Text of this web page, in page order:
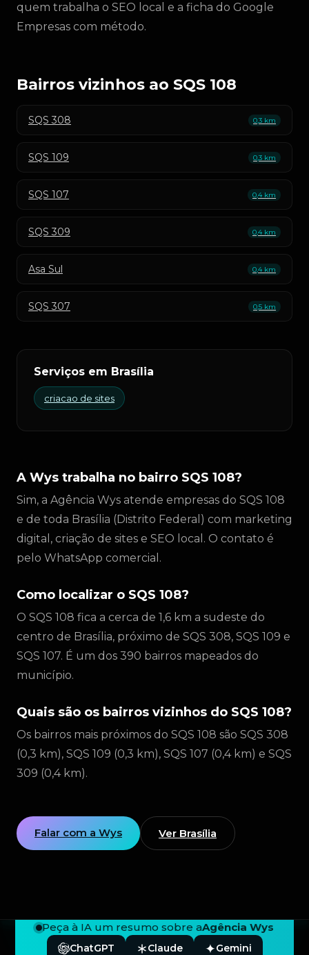
quem trabalha o SEO local e a ficha do Google
Empresas com método.
Bairros vizinhos ao SQS 108
SQS 308 0,3 km
SQS 109 0,3 km
SQS 107 0,4 km
SQS 309 0,4 km
Asa Sul 0,4 km
SQS 307 0,5 km
Serviços em Brasília
criacao de sites
A Wys trabalha no bairro SQS 108?
Sim, a Agência Wys atende empresas do SQS 108
e de toda Brasília (Distrito Federal) com marketing
digital, criação de sites e SEO local. O contato é
pelo WhatsApp comercial.
Como localizar o SQS 108?
O SQS 108 fica a cerca de 1,6 km a sudeste do
centro de Brasília, próximo de SQS 308, SQS 109 e
SQS 107. É um dos 390 bairros mapeados do
município.
Quais são os bairros vizinhos do SQS 108?
Os bairros mais próximos do SQS 108 são SQS 308
(0,3 km), SQS 109 (0,3 km), SQS 107 (0,4 km) e SQS
309 (0,4 km).
Falar com a Wys Ver Brasília
Peça à IA um resumo sobre aAgência Wys
ChatGPT Claude Gemini